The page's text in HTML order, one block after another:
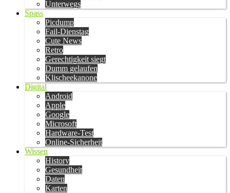
Unterwegs
Spass
Picdump
Fail-Dienstag
Cute News
Retro
Gerechtigkeit siegt
Dumm gelaufen
Klischeekanone
Digital
Android
Apple
Google
Microsoft
Hardware-Test
Online-Sicherheit
Wissen
History
Gesundheit
Daten
Karten